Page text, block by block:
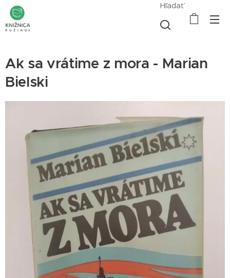
Hľadať
Ak sa vrátime z mora - Marian
Bielski